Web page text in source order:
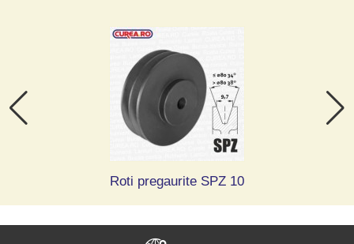
Roti pregaurite SPZ 10